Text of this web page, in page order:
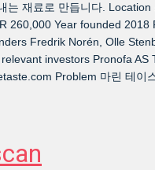
는 재료로 만듭니다. Location
260,000 Year founded 2018
Fredrik Norén, Olle
investors Pronofa AS
Problem 마린 테이